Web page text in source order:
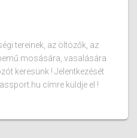
tereinek, az öltözők, az
mosására, vasalására
keresünk ! Jelentkezését
címre küldje el !